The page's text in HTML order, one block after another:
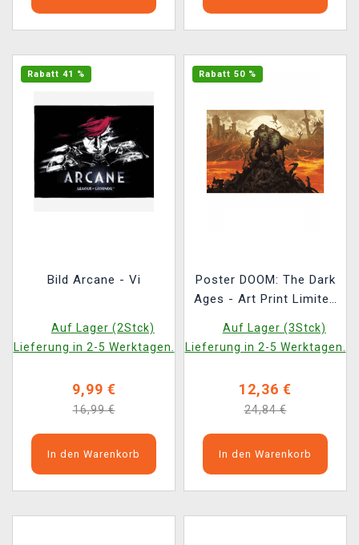
Rabatt 41 %
Bild Arcane - Vi
Auf Lager (2Stck)
Lieferung in 2-5 Werktagen.
9,99 €
16,99 €
In den Warenkorb
Rabatt 50 %
Poster DOOM: The Dark
Ages - Art Print Limited
Auf Lager (3Stck)
Lieferung in 2-5 Werktagen.
12,36 €
24,84 €
In den Warenkorb